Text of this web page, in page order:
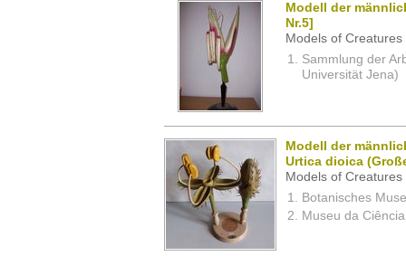
Modell der
Nr.5]
Models of
Sammlung der
Universität Jena)
Modell der
Urtica dioica
Models of
Botanisches
Museu da